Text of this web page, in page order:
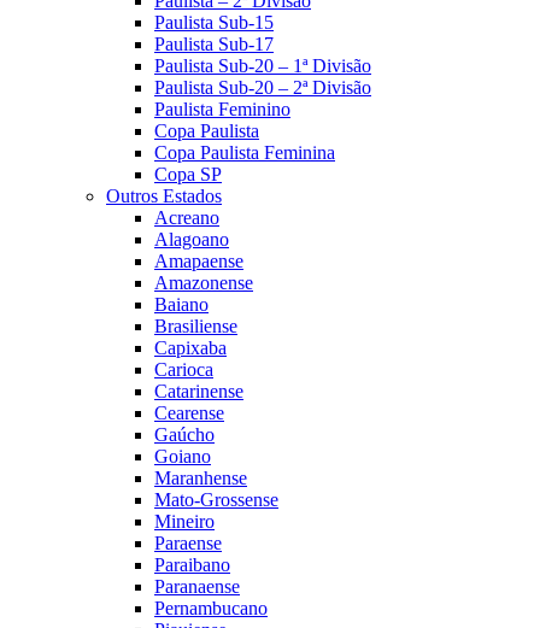
Paulista Sub-15
Paulista Sub-17
Paulista Sub-20 – 1ª Divisão
Paulista Sub-20 – 2ª Divisão
Paulista Feminino
Copa Paulista
Copa Paulista Feminina
Copa SP
Outros Estados
Acreano
Alagoano
Amapaense
Amazonense
Baiano
Brasiliense
Capixaba
Carioca
Catarinense
Cearense
Gaúcho
Goiano
Maranhense
Mato-Grossense
Mineiro
Paraense
Paraibano
Paranaense
Pernambucano